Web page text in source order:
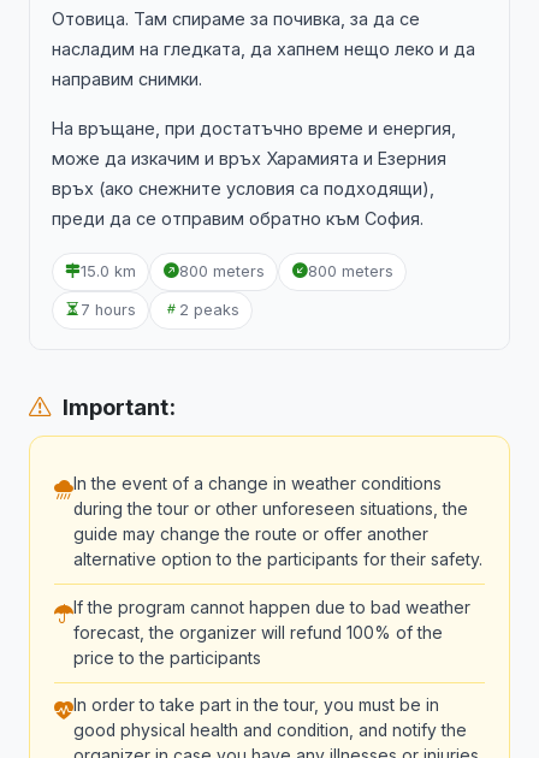
Отовица. Там спираме за почивка, за да се
насладим на гледката, да хапнем нещо леко и да
направим снимки.
На връщане, при достатъчно време и енергия,
може да изкачим и връх Харамията и Езерния
връх (ако снежните условия са подходящи),
преди да се отправим обратно към София.
15.0 km 800 meters 800 meters
7 hours 2 peaks
Important:
In the event of a change in weather conditions
during the tour or other unforeseen situations, the
guide may change the route or offer another
alternative option to the participants for their safety.
If the program cannot happen due to bad weather
forecast, the organizer will refund 100% of the
price to the participants
In order to take part in the tour, you must be in
good physical health and condition, and notify the